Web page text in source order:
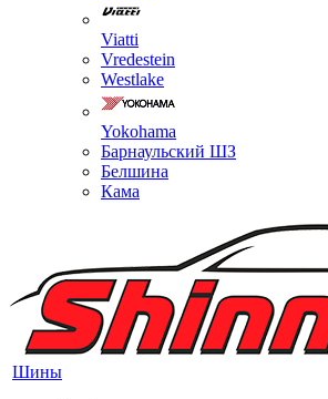
Viatti
Vredestein
Westlake
Yokohama
Барнаульский ШЗ
Белшина
Кама
Шины